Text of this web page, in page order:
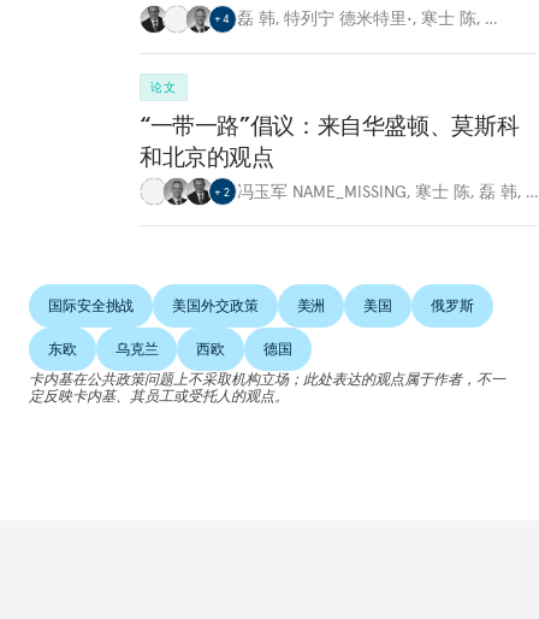
+4 磊 韩, 特列宁 德米特里•, 寒士 陈, …
论文
“一带一路”倡议：来自华盛顿、莫斯科
和北京的观点
+ 2 冯玉军 NAME_MISSING, 寒士 陈, 磊 韩, …
国际安全挑战 美国外交政策 美洲 美国 俄罗斯
东欧 乌克兰 西欧
德国
卡内基在公共政策问题上不采取机构立场；此处表达的观点属于作者，不一
定反映卡内基、其员工或受托人的观点。